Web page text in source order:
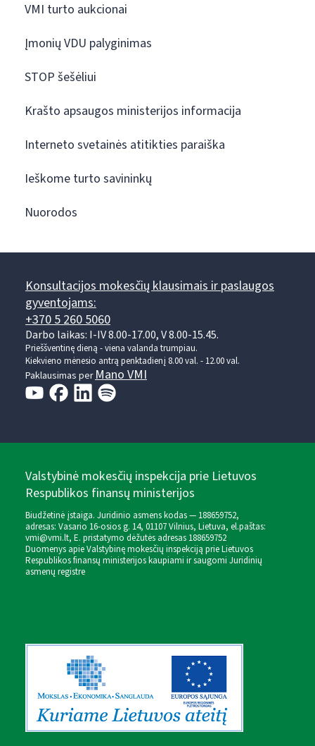
VMI turto aukcionai
Įmonių VDU palyginimas
STOP šešėliui
Krašto apsaugos ministerijos informacija
Interneto svetainės atitikties paraiška
Ieškome turto savininkų
Nuorodos
Konsultacijos mokesčių klausimais ir paslaugos
gyventojams:
+370 5 260 5060
Darbo laikas: I-IV 8.00-17.00, V 8.00-15.45.
Prieššventinę dieną - viena valanda trumpiau.
Kiekvieno mėnesio antrą penktadienį 8.00 val. - 12.00 val.
Paklausimas perMano VMI
Valstybinė mokesčių inspekcija prie Lietuvos
Respublikos finansų ministerijos
Biudžetinė įstaiga. Juridinio asmens kodas — 188659752,
adresas: Vasario 16-osios g. 14, 01107 Vilnius, Lietuva, el.paštas:
vmi@vmi.lt, E. pristatymo dėžutės adresas 188659752
Duomenys apie Valstybinę mokesčių inspekciją prie Lietuvos
Respublikos finansų ministerijos kaupiami ir saugomi Juridinių
asmenų registre